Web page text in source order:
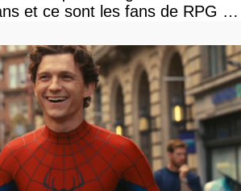
et ce sont les fans de RPG en